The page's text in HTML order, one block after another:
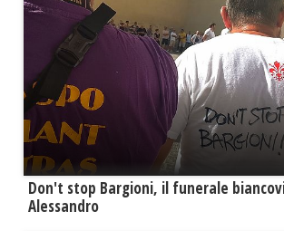
Don't stop Bargioni, il funerale
Alessandro